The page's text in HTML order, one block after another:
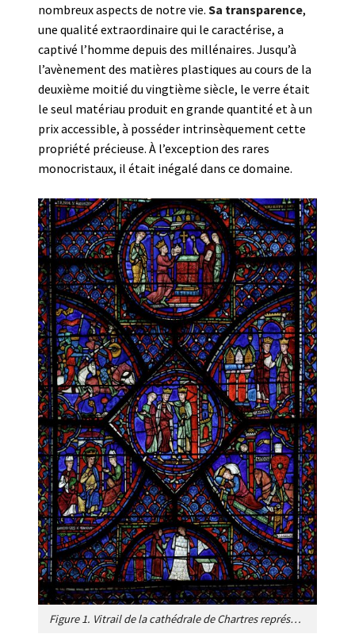
nombreux aspects de notre vie. Sa transparence,
une qualité extraordinaire qui le caractérise, a
captivé l’homme depuis des millénaires. Jusqu’à
l’avènement des matières plastiques au cours de la
deuxième moitié du vingtième siècle, le verre était
le seul matériau produit en grande quantité et à un
prix accessible, à posséder intrinsèquement cette
propriété précieuse. À l’exception des rares
monocristaux, il était inégalé dans ce domaine.
Figure 1. Vitrail de la cathédrale de Chartres représentant l’histoire de Charlemagne où le fameux « bleu de Chartres » est remarquable. [Source : photo Vladimir Renard, CC BY-SA 4.0, via Wikimedia Commons]